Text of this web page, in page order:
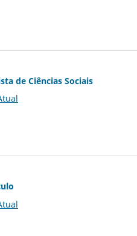
de Ciências Sociais